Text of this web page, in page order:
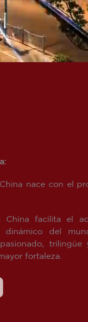
nace con el
China facilita el
dinámico del
fortaleza.